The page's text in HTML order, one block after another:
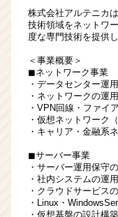
に
得
株式会社アルテニカ
技術領域をネットワ
度な専門技術を提供
＜事業概要＞
◼︎ネットワーク事業
・データセンター運
・ネットワークの運
・VPN回線・ファイ
・仮想ネットワーク
・キャリア・金融系
◼︎サーバー事業
・サーバー運用保守
・社内システムの運
・クラウドサービス
・Linux・
・仮想基盤の設計構